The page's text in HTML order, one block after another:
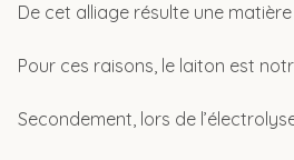
De cet alliage résulte une
Pour ces raisons, le laiton est
Secondement, lors de